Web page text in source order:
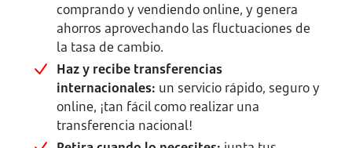
comprando y vendiendo online, y genera
ahorros aprovechando las fluctuaciones de
la tasa de cambio.
Haz y recibe transferencias
internacionales: un servicio rápido, seguro y
online, ¡tan fácil como realizar una
transferencia nacional!